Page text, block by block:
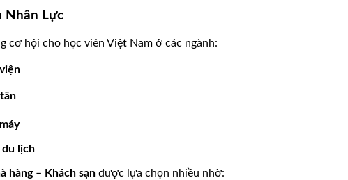
Nhân Lực
hội cho học viên Việt Nam ở các ngành:
du lịch
hàng – Khách sạn được lựa chọn nhiều nhờ: